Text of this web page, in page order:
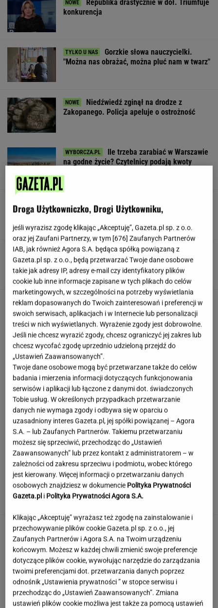
Republika drastycznie w dół. Triumfuje
konkurencja
Gorzkie słowa nauczycielki.
"Można nas obrażać, można pluć nam w twarz"
Niedźwiedź zginął na drodze z
Zakopanego. Policja apeluje o ostrożność
Ile trzeba zarabiać w Warszawie
na godne życie? Czytelnicy podają kwoty
SUBSKRYPCJA
męża po ich wielkim powrocie. Tego nie
Pełczyńska-Nałęcz o doniesieniach ws.
Hołowni: Ciężko uwierzyć
Miał pobić współpracowników do
nieprzytomności. Ukrainiec zatrzymany
Dziecko nie chciało zapiąć pasów. Przewoźnik
odwołał lot
Poniedziałkowy quiz wiedzy ogólnej dla
omnibusów. Mało kto pochwali się wynikiem
12/12
Droga Użytkowniczko, Drogi Użytkowniku,
jeśli wyrazisz zgodę klikając „Akceptuję”, Gazeta.pl sp. z o.o.
oraz jej Zaufani Partnerzy, w tym [676] Zaufanych Partnerów
IAB, jak również Agora S.A. będąca spółką powiązaną z
Gazeta.pl sp. z o.o., będą przetwarzać Twoje dane osobowe
takie jak adresy IP, adresy e-mail czy identyfikatory plików
cookie lub inne informacje zapisane w tych plikach do celów
marketingowych, w szczególności na potrzeby wyświetlania
reklam dopasowanych do Twoich zainteresowań i preferencji w
swoich serwisach, aplikacjach i w Internecie lub personalizacji
treści w nich wyświetlanych. Wyrażenie zgody jest dobrowolne.
Jeśli nie chcesz wyrazić zgody, chcesz ograniczyć jej zakres lub
chcesz wycofać zgodę uprzednio udzieloną przejdź do
„Ustawień Zaawansowanych”.
Twoje dane osobowe mogą być przetwarzane także do celów
badania i mierzenia informacji dotyczących funkcjonowania
serwisów i aplikacji lub łączone z danymi dot. świadczonych
Tobie usług. W określonych przypadkach przetwarzanie
danych nie wymaga zgody i odbywa się w oparciu o
uzasadniony interes Gazeta.pl, jej spółki powiązanej – Agora
S.A. – lub Zaufanych Partnerów. Takiemu przetwarzaniu
możesz się sprzeciwić, przechodząc do „Ustawień
Zaawansowanych” lub przez kontakt z administratorem – w
zależności od zakresu sprzeciwu i podmiotu, wobec którego
jest kierowany. Więcej informacji o przetwarzaniu danych
osobowych znajdziesz w dokumencie Polityka Prywatności
Gazeta.pl i Polityka Prywatności Agora S.A.
Klikając „Akceptuję” wyrażasz też zgodę na zainstalowanie i
przechowywanie plików cookie Gazeta.pl sp. z o.o., jej
Zaufanych Partnerów i Agora S.A. na Twoim urządzeniu
końcowym. Możesz w każdej chwili zmienić swoje preferencje
dotyczące plików cookie, wywołując narzędzie do zarządzania
twoimi preferencjami dot. przetwarzania danych poprzez
odnośnik „Ustawienia prywatności ” w stopce serwisu i
przechodząc do „Ustawień Zaawansowanych”. Zmiana
ustawień plików cookie możliwa jest także za pomocą ustawień